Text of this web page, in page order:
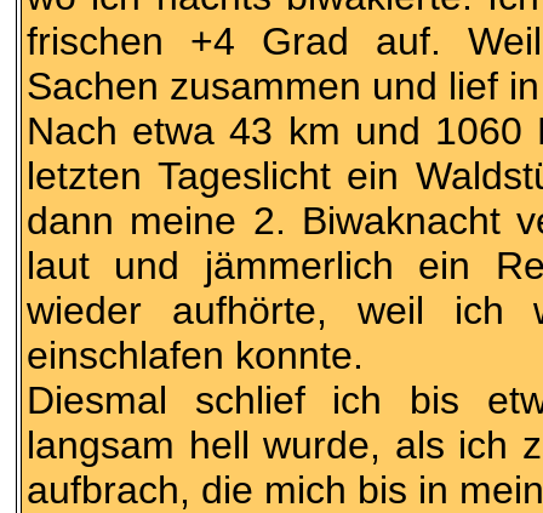
frischen +4 Grad auf.
Sachen zusammen und lief
Nach etwa 43 km und 1060
letzten Tageslicht ein
dann meine 2. Biwaknacht
laut und jämmerlich ein
wieder aufhörte, weil ich
einschlafen konnte.
Diesmal schlief ich bis
langsam hell wurde, als ich
aufbrach, die mich bis in